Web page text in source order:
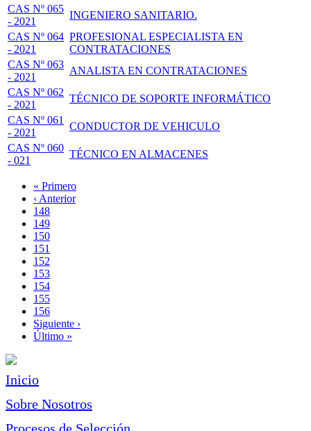
CAS Nº 065
- 2021
INGENIERO SANITARIO.
CAS Nº 064
- 2021
PROFESIONAL ESPECIALISTA EN
CONTRATACIONES
CAS Nº 063
- 2021
ANALISTA EN CONTRATACIONES
CAS Nº 062
- 2021
TÉCNICO DE SOPORTE INFORMÁTICO
CAS Nº 061
- 2021
CONDUCTOR DE VEHICULO
CAS Nº 060
- 021
TÉCNICO EN ALMACENES
Paginación
Primera
página
« Primero
Página
anterior
‹ Anterior
Page
148
Page
149
Page
150
Page
151
Página
actual
152
Page
153
Page
154
Page
155
Page
156
Siguiente
página
Siguiente ›
Última
Último »
Inicio
Sobre Nosotros